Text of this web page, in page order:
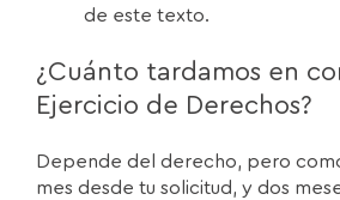
de este texto.
¿Cuánto tardamos en
Ejercicio de Derechos?
Depende del derecho, pero
mes desde tu solicitud, y dos